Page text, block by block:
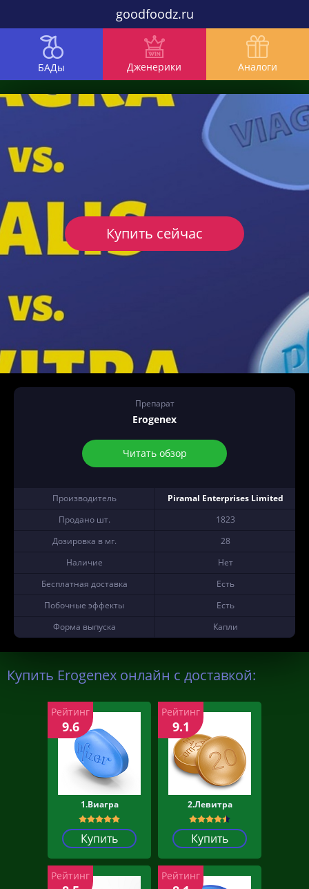
goodfoodz.ru
БАДы Дженерики Аналоги
Препарат
Erogenex
Читать обзор
Производитель
Piramal Enterprises Limited
Продано шт.
1823
Дозировка в мг.
28
Наличие
Нет
Бесплатная доставка
Есть
Побочные эффекты
Есть
Форма выпуска
Капли
Купить сейчас
Купить Erogenex онлайн с доставкой:
1.Виагра
Купить
Рейтинг
9.6
2.Левитра
Купить
Рейтинг
9.1
Рейтинг Рейтинг